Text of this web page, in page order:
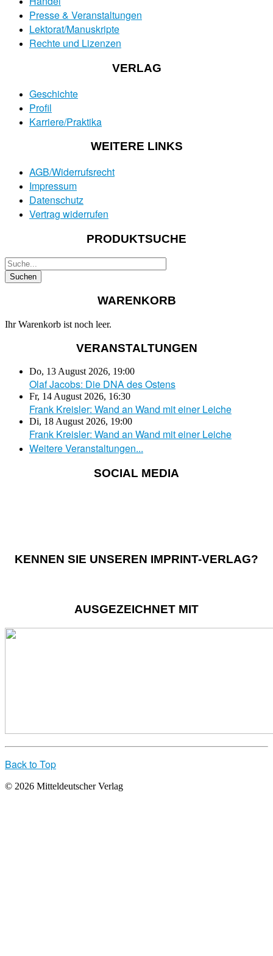
Presse & Veranstaltungen
Lektorat/Manuskripte
Rechte und Lizenzen
VERLAG
Geschichte
Profil
Karriere/Praktika
WEITERE LINKS
AGB/Widerrufsrecht
Impressum
Datenschutz
Vertrag widerrufen
PRODUKTSUCHE
WARENKORB
Ihr Warenkorb ist noch leer.
VERANSTALTUNGEN
Do, 13 August 2026, 19:00
Olaf Jacobs: Die DNA des Ostens
Fr, 14 August 2026, 16:30
Frank Kreisler: Wand an Wand mit einer Leiche
Di, 18 August 2026, 19:00
Frank Kreisler: Wand an Wand mit einer Leiche
Weitere Veranstaltungen...
SOCIAL MEDIA
KENNEN SIE UNSEREN IMPRINT-VERLAG?
AUSGEZEICHNET MIT
Back to Top
© 2026 Mitteldeutscher Verlag